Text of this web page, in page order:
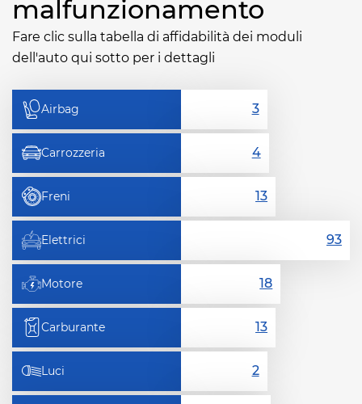
malfunzionamento
Fare clic sulla tabella di affidabilità dei moduli
dell'auto qui sotto per i dettagli
Airbag
Carrozzeria
Freni
Elettrici
Motore
Carburante
Luci